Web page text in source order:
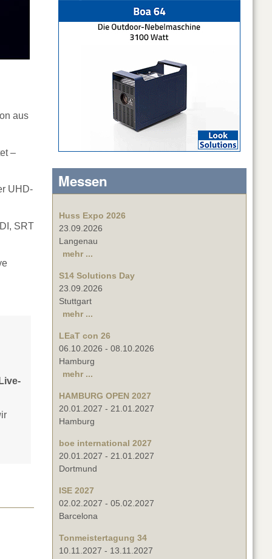
aus
–
UHD-
SRT
Messen
Huss Expo 2026
23.09.2026
Langenau
mehr ...
S14 Solutions Day
23.09.2026
Stuttgart
mehr ...
LEaT con 26
06.10.2026 - 08.10.2026
Hamburg
mehr ...
HAMBURG OPEN 2027
20.01.2027 - 21.01.2027
Hamburg
boe international 2027
20.01.2027 - 21.01.2027
Dortmund
ISE 2027
02.02.2027 - 05.02.2027
Barcelona
Tonmeistertagung 34
10.11.2027 - 13.11.2027